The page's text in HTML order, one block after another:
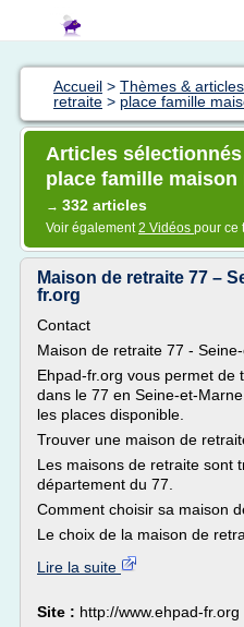
Accueil > Thèmes &
retraite > place famille
Articles
place famille maison
→ 332 articles
Voir également2 Vidéos pour ce
Maison de retraite 77 –
fr.org
Contact
Maison de retraite 77 -
Ehpad-fr.org vous permet de
dans le 77 en Seine-et-
les places disponible.
Trouver une maison de
Les maisons de retraite sont
département du 77.
Comment choisir sa maison
Le choix de la maison de
Lire la suite
Site : http://www.ehpad-fr.org